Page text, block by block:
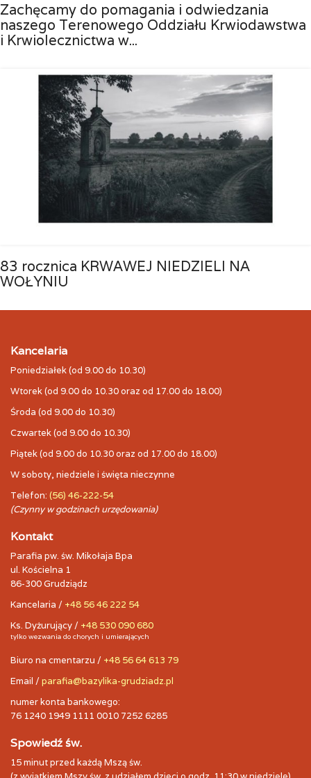
Zachęcamy do pomagania i odwiedzania
naszego Terenowego Oddziału Krwiodawstwa
i Krwiolecznictwa w...
83 rocznica KRWAWEJ NIEDZIELI NA
WOŁYNIU
Kancelaria
Poniedziałek (od 9.00 do 10.30)
Wtorek (od 9.00 do 10.30 oraz od 17.00 do 18.00)
Środa (od 9.00 do 10.30)
Czwartek (od 9.00 do 10.30)
Piątek (od 9.00 do 10.30 oraz od 17.00 do 18.00)
W soboty, niedziele i święta nieczynne
Telefon: (56) 46-222-54
(Czynny w godzinach urzędowania)
Kontakt
Parafia pw. św. Mikołaja Bpa
ul. Kościelna 1
86-300 Grudziądz
Kancelaria / +48 56 46 222 54
Ks. Dyżurujący / +48 530 090 680
tylko wezwania do chorych i umierających
Biuro na cmentarzu / +48 56 64 613 79
Email /parafia@bazylika-grudziadz.pl
numer konta bankowego:
76 1240 1949 1111 0010 7252 6285
Spowiedź św.
15 minut przed każdą Mszą św.